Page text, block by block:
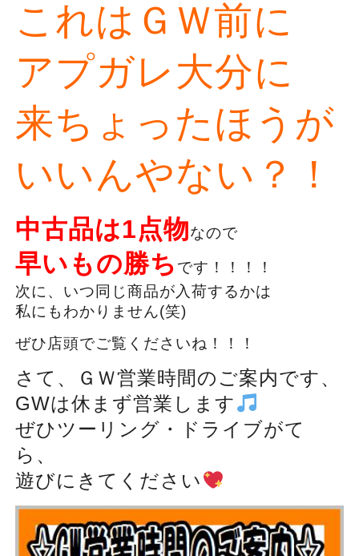
これはＧＷ前に
アプガレ大分に
来ちょったほうが
いいんやない？！
中古品は1点物なので
早いもの勝ち です！！！！
次に、いつ同じ商品が入荷するかは
私にもわかりません(笑)
ぜひ店頭でご覧くださいね！！！
さて、ＧＷ営業時間のご案内です、
GWは休まず営業します
ぜひツーリング・ドライブがて
ら、
遊びにきてください